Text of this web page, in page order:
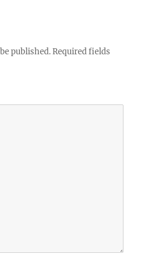
published. Required fields